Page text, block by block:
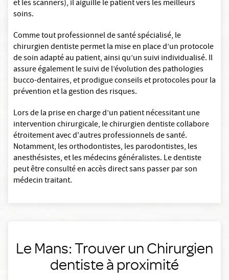
et les scanners), il aiguille le patient vers les meilleurs
soins.
Comme tout professionnel de santé spécialisé, le
chirurgien dentiste permet la mise en place d’un protocole
de soin adapté au patient, ainsi qu’un suivi individualisé. Il
assure également le suivi de l’évolution des pathologies
bucco-dentaires, et prodigue conseils et protocoles pour la
prévention et la gestion des risques.
Lors de la prise en charge d’un patient nécessitant une
intervention chirurgicale, le chirurgien dentiste collabore
étroitement avec d'autres professionnels de santé.
Notamment, les orthodontistes, les parodontistes, les
anesthésistes, et les médecins généralistes. Le dentiste
peut être consulté en accès direct sans passer par son
médecin traitant.
Le Mans: Trouver un Chirurgien
dentiste à proximité